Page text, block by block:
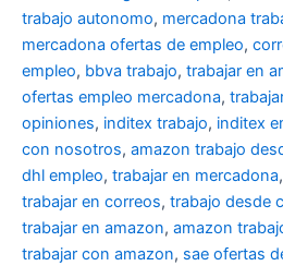
trabajo autonomo, mercadona
mercadona ofertas de empleo,
empleo, bbva trabajo, trabajar en
ofertas empleo mercadona,
opiniones, inditex trabajo, inditex
con nosotros, amazon trabajo
dhl empleo, trabajar en mercadona,
trabajar en correos, trabajo desde
trabajar en amazon, amazon
trabajar con amazon, sae ofertas